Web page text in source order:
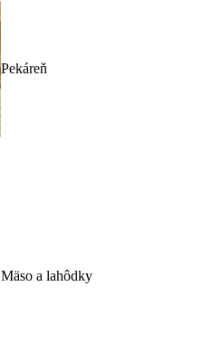
Pekáreň
Mäso a lahôdky